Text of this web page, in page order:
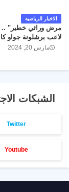
الاخبار الرياضية
مرض وراثي خطير" ..
لاعب برشلونة جواو
مارس 20, 2024
الشبكات
Twitter
Youtube